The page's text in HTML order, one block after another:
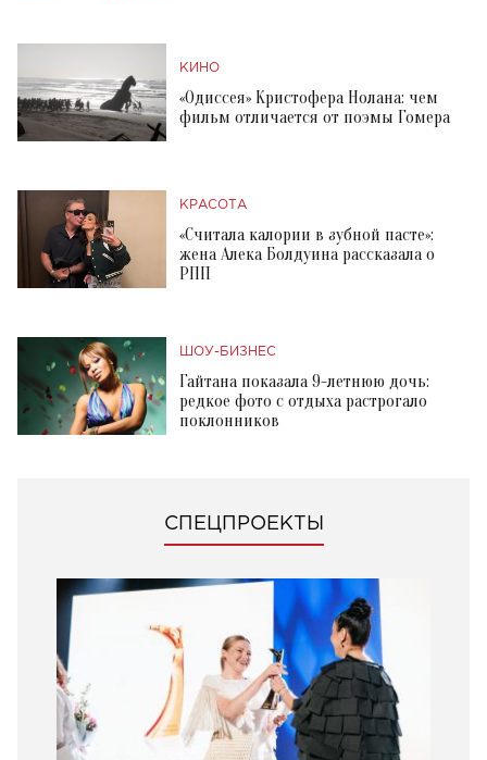
КИНО
«Одиссея» Кристофера Нолана: чем
фильм отличается от поэмы Гомера
КРАСОТА
«Считала калории в зубной пасте»:
жена Алека Болдуина рассказала о
РПП
ШОУ-БИЗНЕС
Гайтана показала 9-летнюю дочь:
редкое фото с отдыха растрогало
поклонников
СПЕЦПРОЕКТЫ